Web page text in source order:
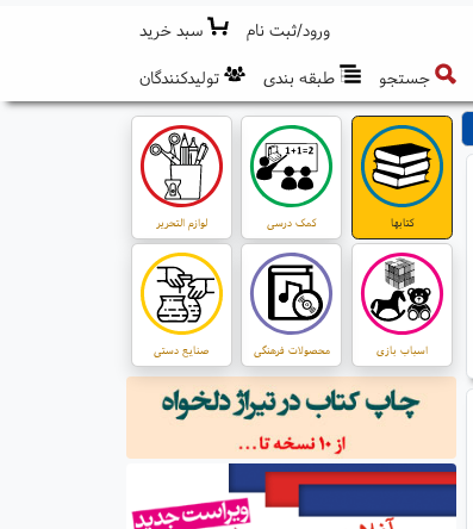
ورود/ثبت نام
سبد خرید
جستجو طبقه بندی تولیدکنندگان
کتابها کمک درسی لوازم التحریر
اسباب بازی محصولات فرهنگی صنایع دستی